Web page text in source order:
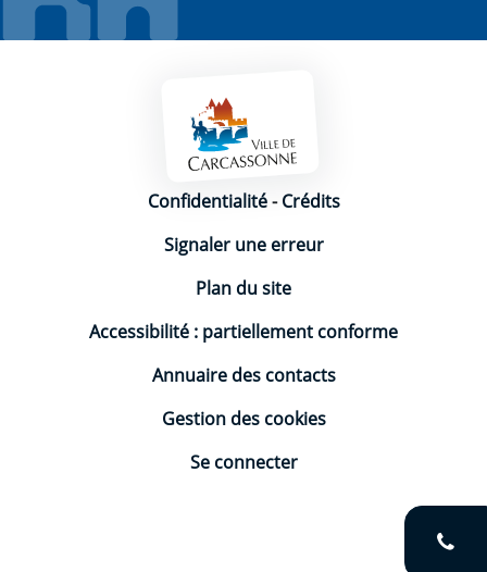
Mentions légales
Confidentialité-Crédits
Signaler une erreur
Plan du site
Accessibilité : partiellement conforme
Annuaire des contacts
Gestion des cookies
Se connecter